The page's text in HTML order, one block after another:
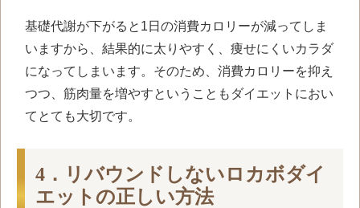
基礎代謝が下がると 1 日の消費カロリーが減ってしま
いますから、結果的に太りやすく、痩せにくいカラダ
になってしまいます。そのため、消費カロリーを抑え
つつ、筋肉量を増やすということもダイエットにおい
てとても大切です。
4．リバウンドしないロカボダイ
エットの正しい方法